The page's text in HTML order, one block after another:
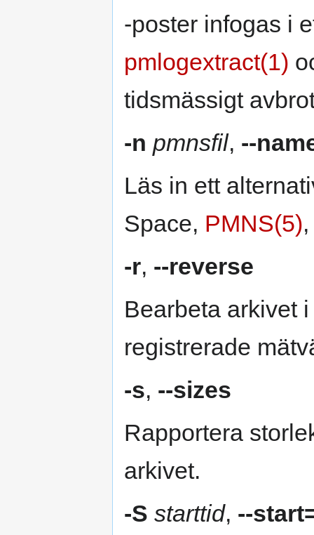
-poster infogas i
pmlogextract(1)
tidsmässigt
-n pmnsfil, --
Läs in ett
Space, PMNS(5)
-r, --reverse
Bearbeta arkivet
registrerade
-s, --sizes
Rapportera
arkivet.
-S starttid, --